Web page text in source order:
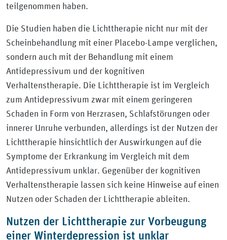
teilgenommen haben.
Die Studien haben die Lichttherapie nicht nur mit der
Scheinbehandlung mit einer Placebo-Lampe verglichen,
sondern auch mit der Behandlung mit einem
Antidepressivum und der kognitiven
Verhaltenstherapie. Die Lichttherapie ist im Vergleich
zum Antidepressivum zwar mit einem geringeren
Schaden in Form von Herzrasen, Schlafstörungen oder
innerer Unruhe verbunden, allerdings ist der Nutzen der
Lichttherapie hinsichtlich der Auswirkungen auf die
Symptome der Erkrankung im Vergleich mit dem
Antidepressivum unklar. Gegenüber der kognitiven
Verhaltenstherapie lassen sich keine Hinweise auf einen
Nutzen oder Schaden der Lichttherapie ableiten.
Nutzen der Lichttherapie zur Vorbeugung
einer Winterdepression ist unklar